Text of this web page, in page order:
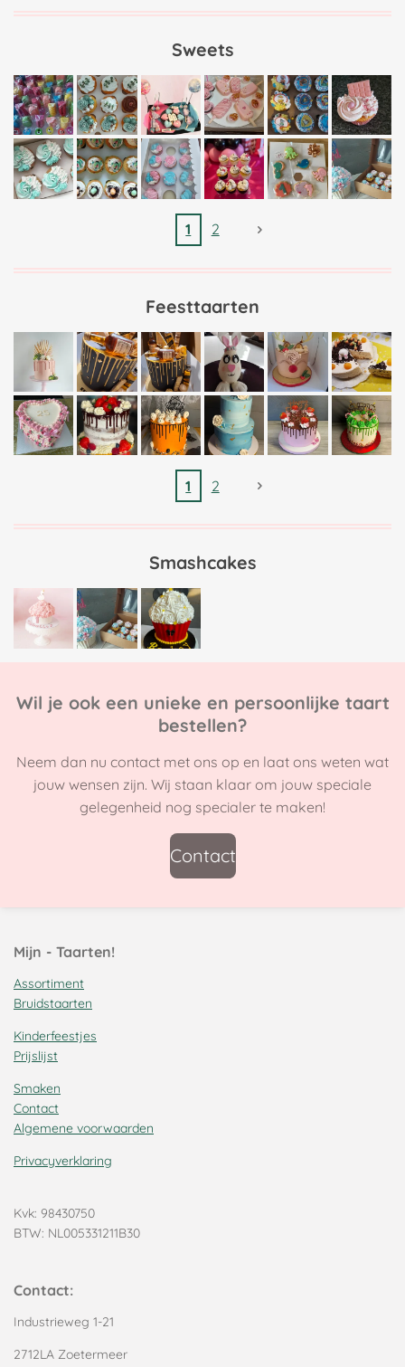
Sweets
1 2
Feesttaarten
1 2
Smashcakes
Wil je ook een unieke en persoonlijke taart
bestellen?
Neem dan nu contact met ons op en laat ons weten wat
jouw wensen zijn. Wij staan klaar om jouw speciale
gelegenheid nog specialer te maken!
Contact
Mijn - Taarten!
Assortiment
Bruidstaarten
Kinderfeestjes
Prijslijst
Smaken
Contact
Algemene voorwaarden
Privacyverklaring
Kvk: 98430750
BTW: NL005331211B30
Contact:
Industrieweg 1-21
2712LA Zoetermeer